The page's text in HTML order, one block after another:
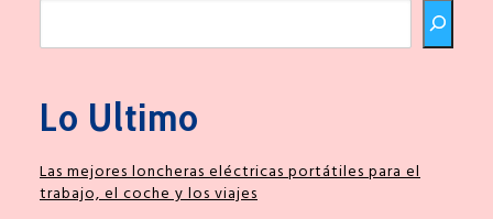
Lo Ultimo
Las mejores loncheras eléctricas portátiles para el
trabajo, el coche y los viajes